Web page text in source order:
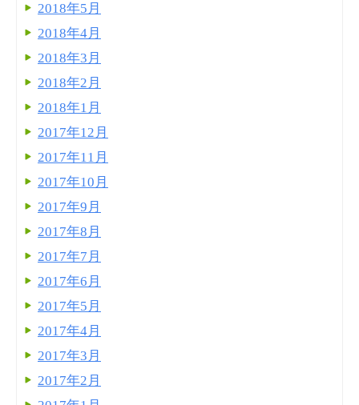
2018年5月
2018年4月
2018年3月
2018年2月
2018年1月
2017年12月
2017年11月
2017年10月
2017年9月
2017年8月
2017年7月
2017年6月
2017年5月
2017年4月
2017年3月
2017年2月